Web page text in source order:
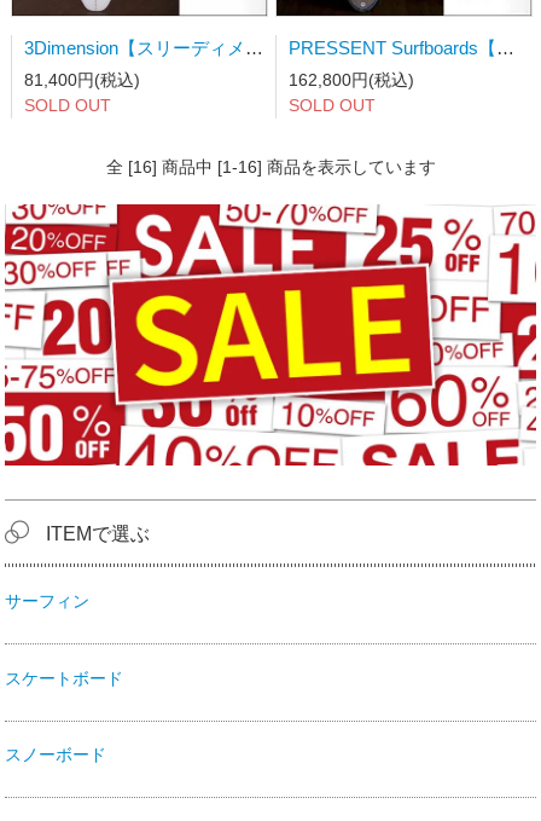
3Dimension【スリーディメンション】サーフボード 5'3×17 3/4×2
81,400円(税込)
SOLD OUT
PRESSENT Surfboards【プレゼント】T-80 (シングルオンフィン+スタビ/EPS/ノーストリンガーモデル) 6.2×50×6.0
162,800円(税込)
SOLD OUT
全 [16] 商品中 [1-16] 商品を表示しています
ITEMで選ぶ
サーフィン
スケートボード
スノーボード